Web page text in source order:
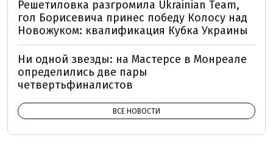
Решетиловка разгромила Ukrainian Team,
гол Борисевича принес победу Колосу над
Новожуком: квалификация Кубка Украины
Ни одной звезды: на Мастерсе в Монреале
определились две пары
четвертьфиналистов
ВСЕ НОВОСТИ